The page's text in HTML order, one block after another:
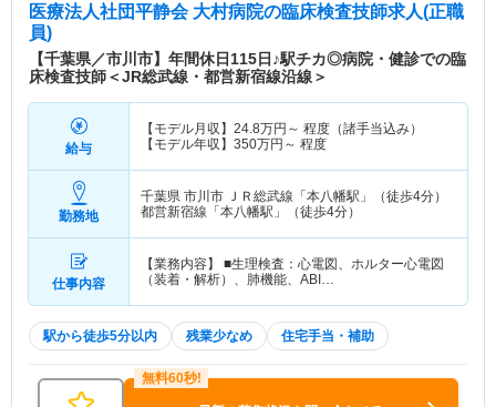
医療法人社団平静会 大村病院の臨床検査技師求人(正職
員)
【千葉県／市川市】年間休日115日♪駅チカ◎病院・健診での臨
床検査技師＜JR総武線・都営新宿線沿線＞
給与
【モデル月収】 24.8万円～ 程度（諸手当込み）
【モデル年収】 350万円～ 程度
勤務地
千葉県 市川市
ＪＲ総武線「本八幡駅」（徒歩4分）
都営新宿線「本八幡駅」（徒歩4分）
仕事内容
【業務内容】 ■生理検査：心電図、ホルター心電図
（装着・解析）、肺機能、ABI…
駅から徒歩5分以内 残業少なめ 住宅手当・補助